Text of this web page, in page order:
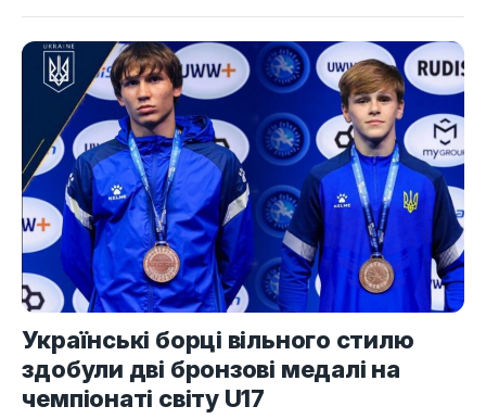
Українські борці вільного стилю
здобули дві бронзові медалі на
чемпіонаті світу U17